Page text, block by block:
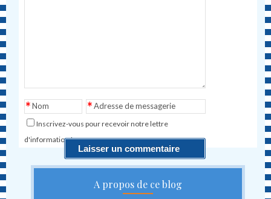
Nom
* Adresse de messagerie
*
Inscrivez-vous pour recevoir notre lettre
d'information !
A propos de ce blog